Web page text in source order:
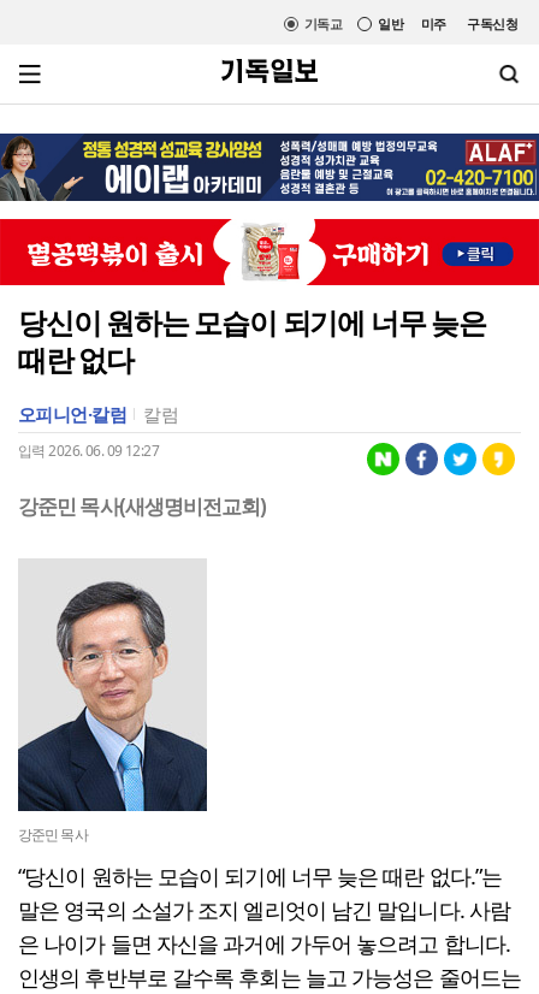
미주 구독신청
일반
기독교
당신이 원하는 모습이 되기에 너무 늦은
때란 없다
오피니언·칼럼 칼럼
입력 2026. 06. 09 12:27
강준민 목사(새생명비전교회)
강준민 목사
“당신이 원하는 모습이 되기에 너무 늦은 때란 없다.”는
말은 영국의 소설가 조지 엘리엇이 남긴 말입니다. 사람
은 나이가 들면 자신을 과거에 가두어 놓으려고 합니다.
인생의 후반부로 갈수록 후회는 늘고 가능성은 줄어드는